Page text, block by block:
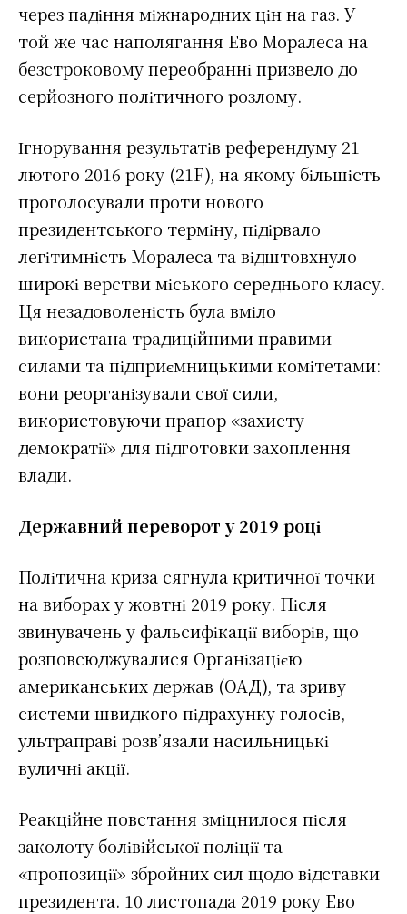
через падіння міжнародних цін на газ. У
той же час наполягання Ево Моралеса на
безстроковому переобранні призвело до
серйозного політичного розлому.
Ігнорування результатів референдуму 21
лютого 2016 року (21F), на якому більшість
проголосували проти нового
президентського терміну, підірвало
легітимність Моралеса та відштовхнуло
широкі верстви міського середнього класу.
Ця незадоволеність була вміло
використана традиційними правими
силами та підприємницькими комітетами:
вони реорганізували свої сили,
використовуючи прапор «захисту
демократії» для підготовки захоплення
влади.
Державний переворот у 2019 році
Політична криза сягнула критичної точки
на виборах у жовтні 2019 року. Після
звинувачень у фальсифікації виборів, що
розповсюджувалися Організацією
американських держав (ОАД), та зриву
системи швидкого підрахунку голосів,
ультраправі розв’язали насильницькі
вуличні акції.
Реакційне повстання зміцнилося після
заколоту болівійської поліції та
«пропозиції» збройних сил щодо відставки
президента. 10 листопада 2019 року Ево